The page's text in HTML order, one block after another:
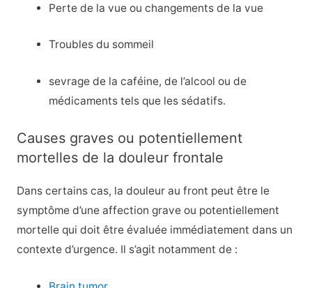
Perte de la vue ou changements de la vue
Troubles du sommeil
sevrage de la caféine, de l’alcool ou de
médicaments tels que les sédatifs.
Causes graves ou potentiellement
mortelles de la douleur frontale
Dans certains cas, la douleur au front peut être le
symptôme d’une affection grave ou potentiellement
mortelle qui doit être évaluée immédiatement dans un
contexte d’urgence. Il s’agit notamment de :